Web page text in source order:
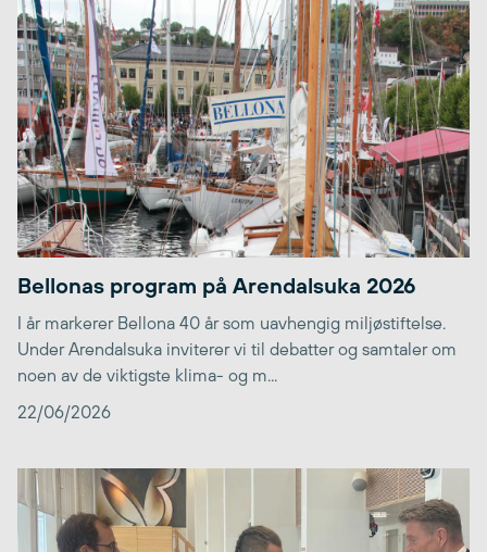
Bellonas program på Arendalsuka 2026
I år markerer Bellona 40 år som uavhengig miljøstiftelse.
Under Arendalsuka inviterer vi til debatter og samtaler om
noen av de viktigste klima- og m...
22/06/2026